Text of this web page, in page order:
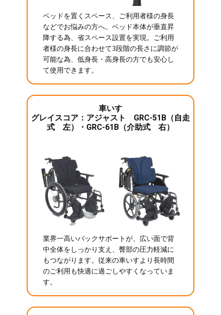
ベッドを置くスペース、ご利用者様の身長
などでお悩みの方へ。ベッド本体が垂直昇
降する為、省スペース設置を実現。ご利用
者様の身長に合わせて3段階の長さに調節が
可能な為、低身長・高身長の方でも安心し
て使用できます。
車いす
グレイスコア：アジャスト GRC-51B（自走
式 左）・GRC-61B（介助式 右）
業界一高いバックサポートが、広い面で背
中全体をしっかり支え、臀部の圧力軽減に
もつながります。従来の車いすより長時間
のご利用も快適に過ごしやすくなっていま
す。